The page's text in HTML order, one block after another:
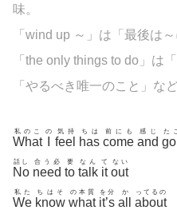
味。
「wind up ～」は「最後は
「the only things to do」は
「やるべき唯一のこと」な
What
私のこ の
feel
気持
has
ちは
come
前にも
and
感じ た
No
話し
need
合う必
to
要
talk
なん
it
て
out
ない
We
私た
know
ちはそ
what
の本質
it’s
を分
all
か
about
ってるの